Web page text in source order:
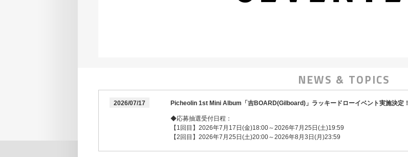
NEWS & TOPICS
2026/07/17 Picheolin 1st Mini Album「吉BOARD(Gilboard)」ラッキードローイベント実施決定！
◆応募抽選受付日程：
【1回目】2026年7月17日(金)18:00～2026年7月25日(土)19:59
【2回目】2026年7月25日(土)20:00～2026年8月3日(月)23:59